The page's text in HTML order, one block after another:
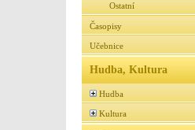
Ostatní
Časopisy
Učebnice
Hudba, Kultura
Hudba
Kultura